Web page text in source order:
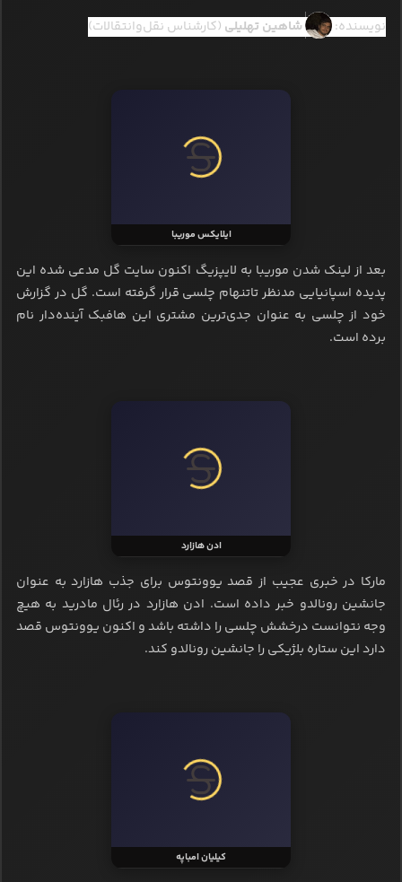
نویسنده: شاهین تهلیلی (کارشناس نقل‌وانتقالات)
ایلایکس موریبا
بعد از لینک شدن موریبا به لایپزیگ اکنون سایت گل مدعی شده این
پدیده اسپانیایی مدنظر تاتنهام چلسی قرار گرفته است. گل در گزارش
خود از چلسی به عنوان جدی‌ترین مشتری این هافبک آینده‌دار نام
برده است.
ادن هازارد
مارکا در خبری عجیب از قصد یوونتوس برای جذب هازارد به عنوان
جانشین رونالدو خبر داده است. ادن هازارد در رئال مادرید به هیچ
وجه نتوانست درخشش چلسی را داشته باشد و اکنون یوونتوس قصد
دارد این ستاره بلژیکی را جانشین رونالدو کند.
کیلیان امباپه